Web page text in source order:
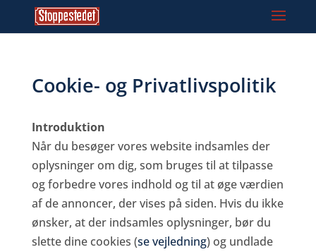
Cookie- og Privatlivspolitik
Introduktion
Når du besøger vores website indsamles der
oplysninger om dig, som bruges til at tilpasse
og forbedre vores indhold og til at øge værdien
af de annoncer, der vises på siden. Hvis du ikke
ønsker, at der indsamles oplysninger, bør du
slette dine cookies (se vejledning) og undlade